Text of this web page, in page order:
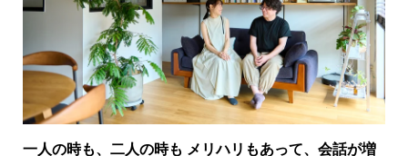
一人の時も、二人の時も メリハリもあって、会話が増